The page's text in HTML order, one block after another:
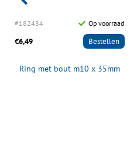
#182484 Op voorraad
€6,49 Bestellen
Ring met bout m10 x 35mm